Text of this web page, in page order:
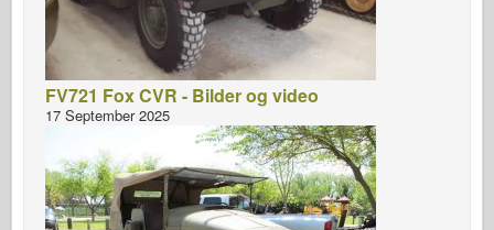
FV721 Fox CVR - Bilder og video
17 September 2025